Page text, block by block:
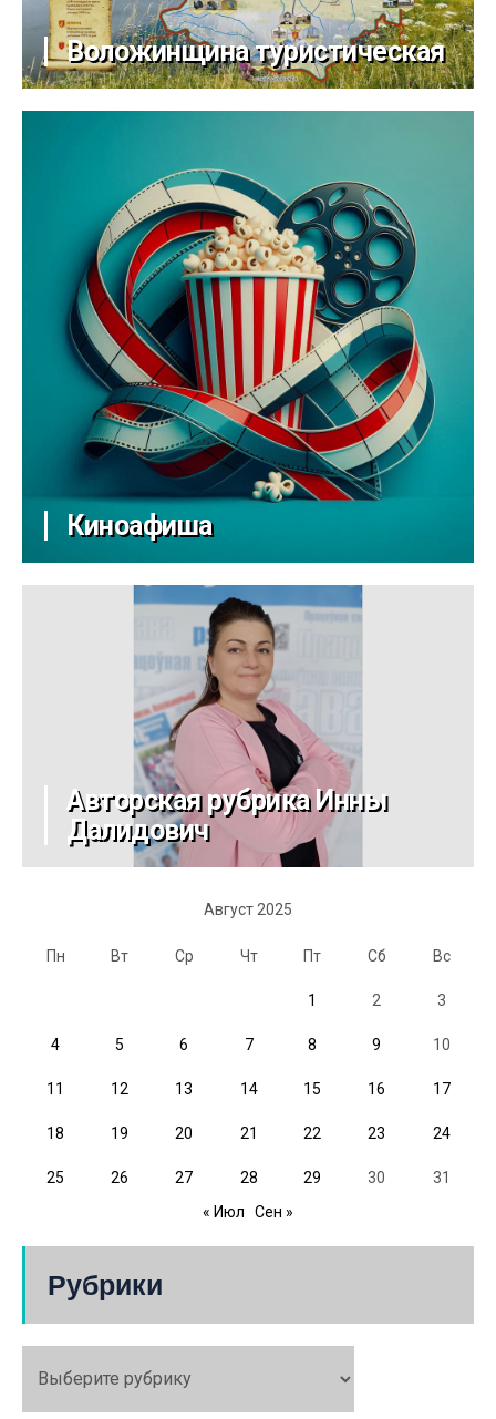
Воложинщина туристическая
Киноафиша
Авторская рубрика Инны
Далидович
Август 2025
Пн Вт Ср Чт Пт Сб Вс
1 2 3
4 5 6 7 8 9 10
11 12 13 14 15 16 17
18 19 20 21 22 23 24
25 26 27 28 29 30
31
« Июл
Сен »
Рубрики